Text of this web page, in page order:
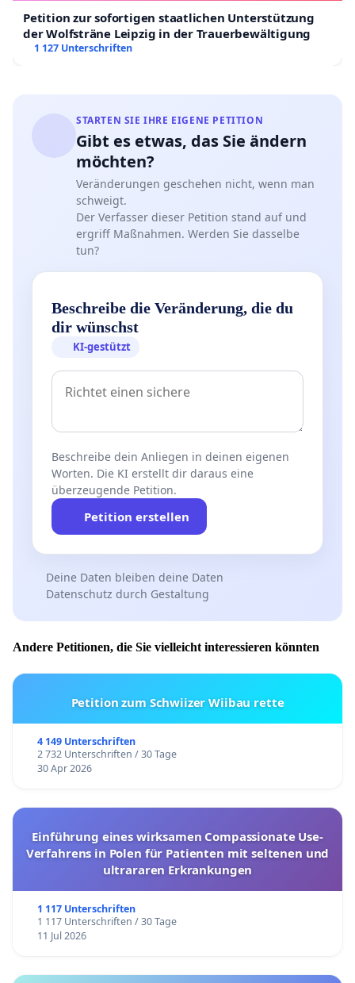
Petition zur sofortigen staatlichen Unterstützung
der Wolfsträne Leipzig in der Trauerbewältigung
1 127 Unterschriften
STARTEN SIE IHRE EIGENE PETITION
Gibt es etwas, das Sie ändern
möchten?
Veränderungen geschehen nicht, wenn man
schweigt.
Der Verfasser dieser Petition stand auf und
ergriff Maßnahmen. Werden Sie dasselbe
tun?
Beschreibe die Veränderung, die du
dir wünschst
KI-gestützt
Beschreibe dein Anliegen in deinen eigenen
Worten. Die KI erstellt dir daraus eine
überzeugende Petition.
Petition erstellen
Deine Daten bleiben deine Daten
Datenschutz durch Gestaltung
Andere Petitionen, die Sie vielleicht interessieren könnten
Petition zum Schwiizer Wiibau rette
4 149 Unterschriften
2 732 Unterschriften / 30 Tage
30 Apr 2026
Einführung eines wirksamen Compassionate Use-
Verfahrens in Polen für Patienten mit seltenen und
ultrararen Erkrankungen
1 117 Unterschriften
1 117 Unterschriften / 30 Tage
11 Jul 2026